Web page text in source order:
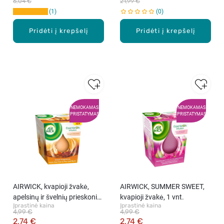
Pridėti į krepšelį
1
Pridėti į krepšelį
0
NEMOKAMAS
PRISTATYMAS
AIRWICK, kvapioji žvakė,
apelsinų ir švelnių prieskonių
aromato, 1 vnt.
Įprastinė kaina
2,74 €
4,99 €
NEMOKAMAS
PRISTATYMAS
AIRWICK, SUMMER SWEET,
kvapioji žvakė, 1 vnt.
Įprastinė kaina
2,74 €
4,99 €